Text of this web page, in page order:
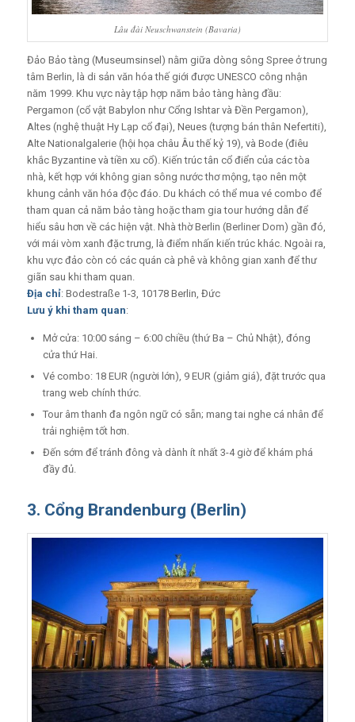
Lâu đài Neuschwanstein (Bavaria)
Đảo Bảo tàng (Museumsinsel) nằm giữa dòng sông Spree ở trung
tâm Berlin, là di sản văn hóa thế giới được UNESCO công nhận
năm 1999. Khu vực này tập hợp năm bảo tàng hàng đầu:
Pergamon (cổ vật Babylon như Cổng Ishtar và Đền Pergamon),
Altes (nghệ thuật Hy Lạp cổ đại), Neues (tượng bán thân Nefertiti),
Alte Nationalgalerie (hội họa châu Âu thế kỷ 19), và Bode (điêu
khắc Byzantine và tiền xu cổ). Kiến trúc tân cổ điển của các tòa
nhà, kết hợp với không gian sông nước thơ mộng, tạo nên một
khung cảnh văn hóa độc đáo. Du khách có thể mua vé combo để
tham quan cả năm bảo tàng hoặc tham gia tour hướng dẫn để
hiểu sâu hơn về các hiện vật. Nhà thờ Berlin (Berliner Dom) gần đó,
với mái vòm xanh đặc trưng, là điểm nhấn kiến trúc khác. Ngoài ra,
khu vực đảo còn có các quán cà phê và không gian xanh để thư
giãn sau khi tham quan.
Địa chỉ: Bodestraße 1-3, 10178 Berlin, Đức
Lưu ý khi tham quan:
Mở cửa: 10:00 sáng – 6:00 chiều (thứ Ba – Chủ Nhật), đóng
cửa thứ Hai.
Vé combo: 18 EUR (người lớn), 9 EUR (giảm giá), đặt trước qua
trang web chính thức.
Tour âm thanh đa ngôn ngữ có sẵn; mang tai nghe cá nhân để
trải nghiệm tốt hơn.
Đến sớm để tránh đông và dành ít nhất 3-4 giờ để khám phá
đầy đủ.
3. Cổng Brandenburg (Berlin)